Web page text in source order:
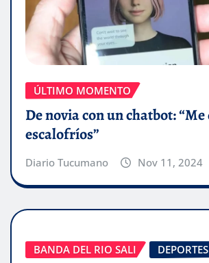
ÚLTIMO MOMENTO
De novia con un chatbot:
escalofríos”
Diario Tucumano Nov 11, 2024
BANDA DEL RIO SALI DEPORTES